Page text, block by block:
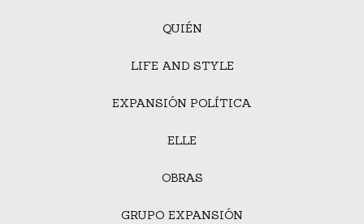
QUIÉN
LIFE AND STYLE
EXPANSIÓN POLÍTICA
ELLE
OBRAS
GRUPO EXPANSIÓN